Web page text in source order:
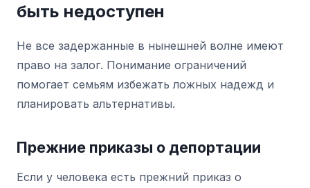
быть недоступен
Не все задержанные в нынешней волне имеют
право на залог. Понимание ограничений
помогает семьям избежать ложных надежд и
планировать альтернативы.
Прежние приказы о депортации
Если у человека есть прежний приказ о